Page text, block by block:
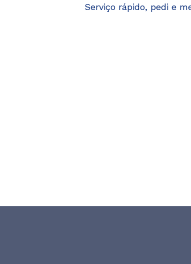
Serviço rápido, pedi e